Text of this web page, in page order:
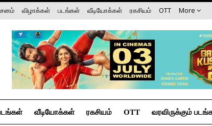
விழாக்கள் படங்கள் வீடியோக்கள் ரகசியம் OTT More
வீடியோக்கள் ரகசியம் OTT வரவிருக்கும்